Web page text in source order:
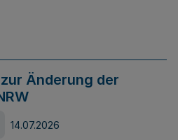
Änderung der
14.07.2026